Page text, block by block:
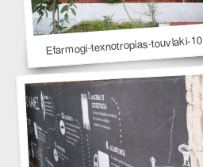
Efarmogi-texnotropias-touvlaki-10